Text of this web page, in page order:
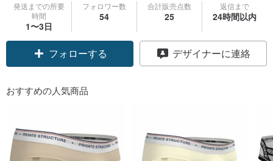
発送までの所要
時間
1〜3日
フォロワー数
54
合計販売点数
25
返信まで
24時間以内
フォローする デザイナーに連絡
おすすめの人気商品